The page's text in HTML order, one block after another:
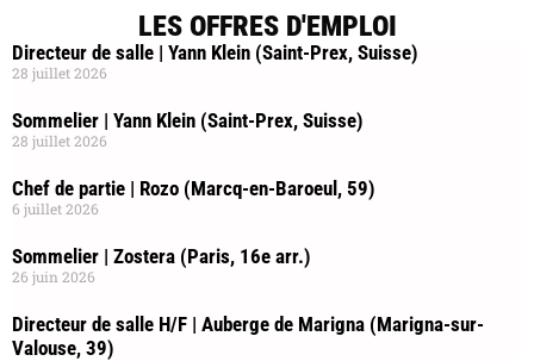
LES OFFRES D'EMPLOI
Directeur de salle | Yann Klein (Saint-Prex, Suisse)
28 juillet 2026
Sommelier | Yann Klein (Saint-Prex, Suisse)
28 juillet 2026
Chef de partie | Rozo (Marcq-en-Baroeul, 59)
6 juillet 2026
Sommelier | Zostera (Paris, 16e arr.)
26 juin 2026
Directeur de salle H/F | Auberge de Marigna (Marigna-sur-
Valouse, 39)